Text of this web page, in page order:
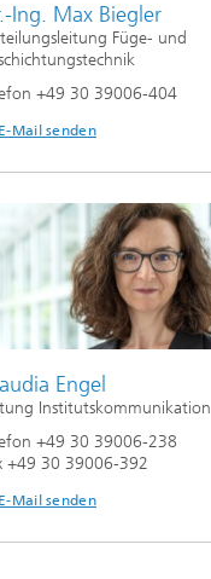
Ing. Max Biegler
Füge- und
+49 30 39006-404
E-Mail senden
Engel
Institutskommunikation
+49 30 39006-238
+49 30 39006-392
E-Mail senden